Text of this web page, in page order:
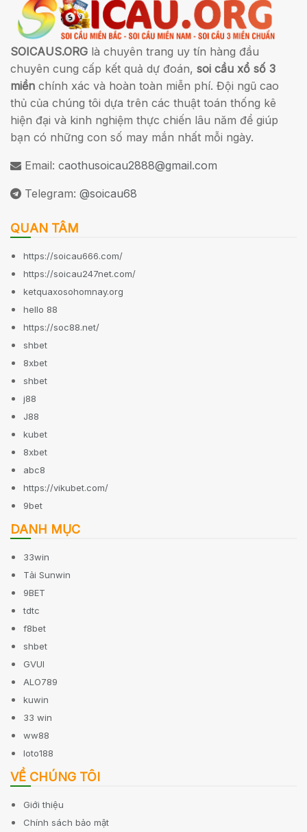
SOICAUS.ORG là chuyên trang uy tín hàng đầu
chuyên cung cấp kết quả dự đoán, soi cầu xổ số 3
miền chính xác và hoàn toàn miễn phí. Đội ngũ cao
thủ của chúng tôi dựa trên các thuật toán thống kê
hiện đại và kinh nghiệm thực chiến lâu năm để giúp
bạn có những con số may mắn nhất mỗi ngày.
Email: caothusoicau2888@gmail.com
Telegram: @soicau68
QUAN TÂM
https://soicau666.com/
https://soicau247net.com/
ketquaxosohomnay.org
hello 88
https://soc88.net/
shbet
8xbet
shbet
j88
J88
kubet
8xbet
abc8
https://vikubet.com/
9bet
DANH MỤC
33win
Tải Sunwin
9BET
tdtc
f8bet
shbet
GVUI
ALO789
kuwin
33 win
ww88
loto188
VỀ CHÚNG TÔI
Giới thiệu
Chính sách bảo mật